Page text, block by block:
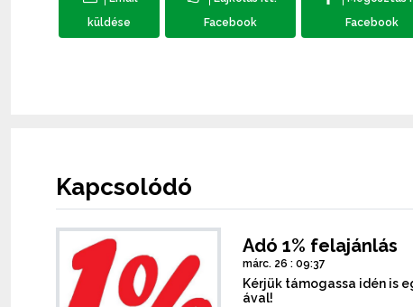
Kapcsolódó
Adó 1% felajánlás
márc. 26 : 09:37
Kérjük támogassa idén is
ával!